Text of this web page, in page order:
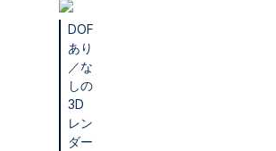
DOF
あり
／な
しの
3D
レン
ダー